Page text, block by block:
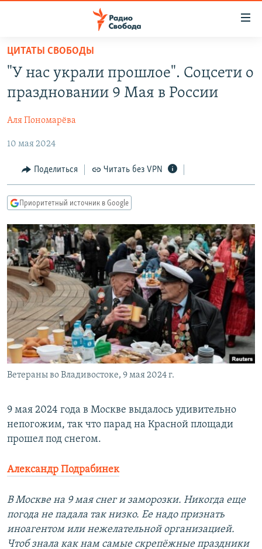
упрощенного
доступа
основному
Вернутся
главной
навигации
Вернутся
поиску
ПРОГРАММЫ
ПОДКАСТЫ
АВТОРСКИЕ ПРОЕКТЫ
ЦИТАТЫ СВОБОДЫ
МНЕНИЯ
КУЛЬТУРА
IDEL.РЕАЛИИ
КАВКАЗ.РЕАЛИИ
СЕВЕР.РЕАЛИИ
СИБИРЬ.РЕАЛИИ
РАСПИСАНИЕ ВЕЩАНИЯ
ПОДПИШИТЕСЬ НА РАССЫЛКУ
СОЦИАЛЬНЫЕ СЕТИ
Все сайты РСЕ/РС
ЦИТАТЫ СВОБОДЫ
"У нас украли прошлое". Соцсети о
праздновании 9 Мая в России
Аля Пономарёва
10 мая 2024
Поделиться Читать без VPN
Приоритетный источник в Google
Ветераны во Владивостоке, 9 мая 2024 г.
9 мая 2024 года в Москве выдалось удивительно
непогожим, так что парад на Красной площади
прошел под снегом.
Александр Подрабинек
В Москве на 9 мая снег и заморозки. Никогда еще
погода не падала так низко. Ее надо признать
иноагентом или нежелательной организацией.
Чтоб знала как нам самые скрепёжные праздники